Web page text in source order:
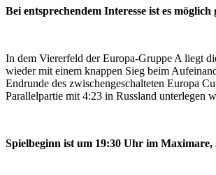
Bei entsprechendem Interesse ist es
In dem Viererfeld der Europa-Gruppe A liegt
wieder mit einem knappen Sieg beim
Endrunde des zwischengeschalteten Europa
Parallelpartie mit 4:23 in Russland unterlegen
Spielbeginn ist um 19:30 Uhr im